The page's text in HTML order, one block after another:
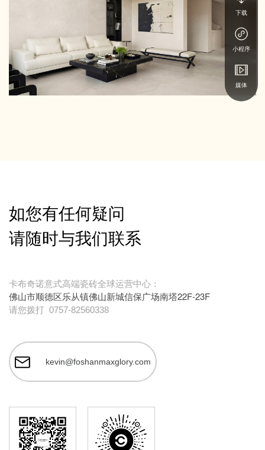
如您有任何疑问
请随时与我们联系
卡布奇诺意式高端瓷砖全球运营中心：
佛山市顺德区乐从镇佛山新城信保广场南塔22F-23F
请您拨打 0757-82560338
kevin@foshanmaxglory.com
下载
小程序
媒体